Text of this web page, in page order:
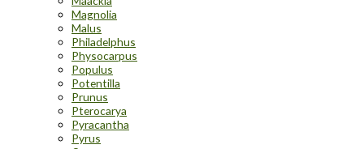
Magnolia
Malus
Philadelphus
Physocarpus
Populus
Potentilla
Prunus
Pterocarya
Pyracantha
Pyrus